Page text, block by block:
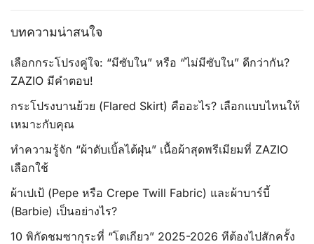
บทความน่าสนใจ
เลือกกระโปรงคู่ใจ: “มีซับใน” หรือ “ไม่มีซับใน” ดีกว่ากัน?
ZAZIO มีคำตอบ!
กระโปรงบานย้วย (Flared Skirt) คืออะไร? เลือกแบบไหนให้
เหมาะกับคุณ
ทำความรู้จัก “ผ้าดับเบิ้ลไต้ฝุ่น” เนื้อผ้าสุดพรีเมียมที่ ZAZIO
เลือกใช้
ผ้าเปเป้ (Pepe หรือ Crepe Twill Fabric) และผ้าบาร์บี้
(Barbie) เป็นอย่างไร?
10 พิกัดชมซากุระที่ “โตเกียว” 2025-2026 ทีต้องไปสักครั้ง